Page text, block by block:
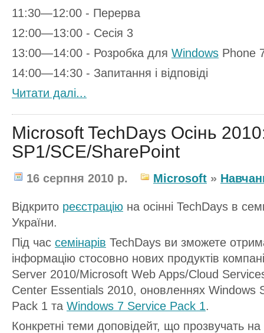
11:30—12:00 - Перерва
12:00—13:00 - Сесія 3
13:00—14:00 - Розробка для Windows Phone
14:00—14:30 - Запитання і відповіді
Читати далi...
Microsoft TechDays Осінь
SP1/SCE/SharePoint
16 серпня 2010 р. Microsoft »
Відкрито реєстрацію на осінні TechDays в
України.
Під час семінарів TechDays ви зможете
інформацію стосовно нових продуктів
Server 2010/Microsoft Web Apps/Cloud
Center Essentials 2010, оновленнях Windows
Pack 1 та Windows 7 Service Pack 1.
Конкретні теми доповідейт, що прозвучать